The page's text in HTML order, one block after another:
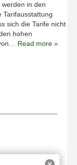
werden in den
Tarifausstattung
sich die Tarife nicht
hohen
Read more »